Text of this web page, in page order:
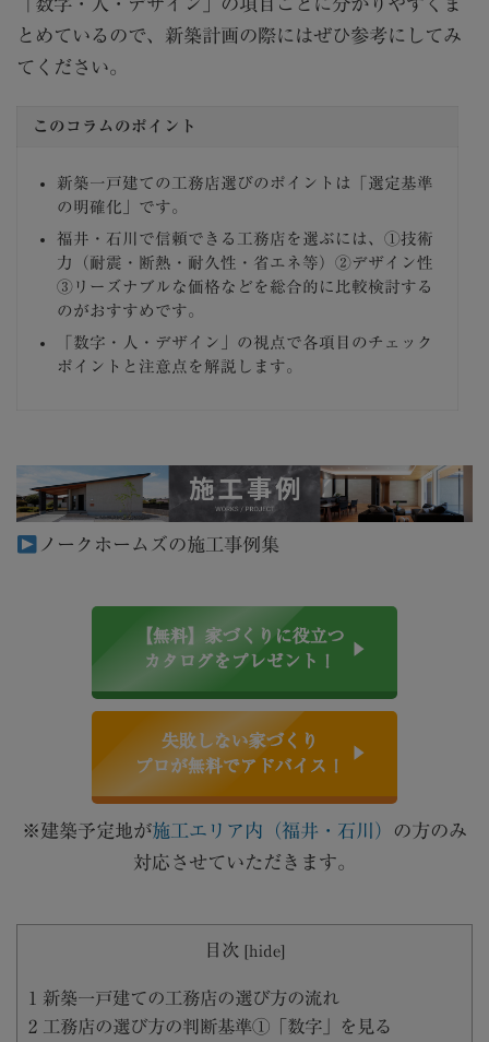
「数字・人・デザイン」の項目ごとに分かりやすくま
とめているので、新築計画の際にはぜひ参考にしてみ
てください。
このコラムのポイント
新築一戸建ての工務店選びのポイントは「選定基準
の明確化」です。
福井・石川で信頼できる工務店を選ぶには、①技術
力（耐震・断熱・耐久性・省エネ等）②デザイン性
③リーズナブルな価格などを総合的に比較検討する
のがおすすめです。
「数字・人・デザイン」の視点で各項目のチェック
ポイントと注意点を解説します。
ノークホームズの施工事例集
【無料】家づくりに役立つ
カタログをプレゼント！
失敗しない家づくり
プロが無料でアドバイス！
※建築予定地が施工エリア内（福井・石川）
の方のみ
対応させていただきます。
目次 [hide]
1
新築一戸建ての工務店の選び方の流れ
2 工務店の選び方の判断基準①「数字」を見る